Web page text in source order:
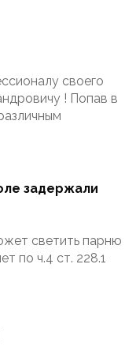
своего
! Попав в
задержали
светить парню
по ч.4 ст. 228.1